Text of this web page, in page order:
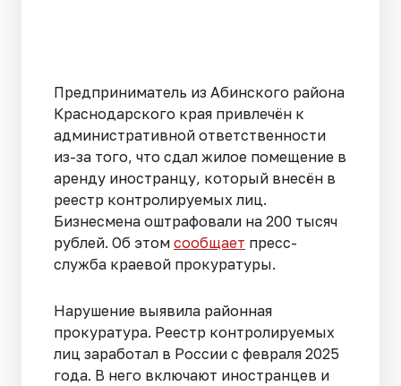
Предприниматель из Абинского района
Краснодарского края привлечён к
административной ответственности
из-за того, что сдал жилое помещение в
аренду иностранцу, который внесён в
реестр контролируемых лиц.
Бизнесмена оштрафовали на 200 тысяч
рублей. Об этом сообщает пресс-
служба краевой прокуратуры.
Нарушение выявила районная
прокуратура. Реестр контролируемых
лиц заработал в России с февраля 2025
года. В него включают иностранцев и